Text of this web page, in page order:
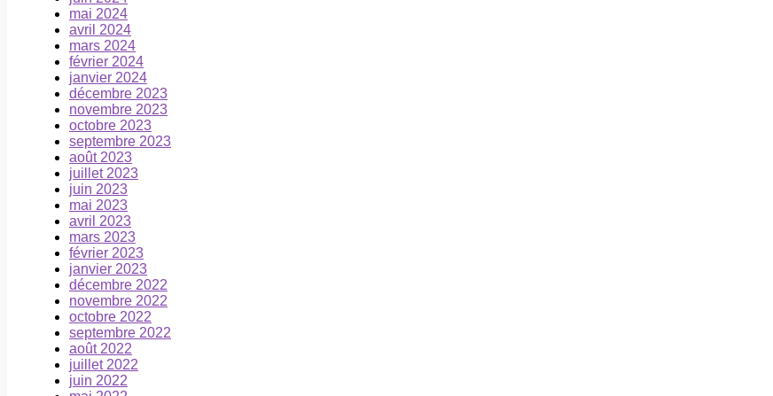
mai 2024
avril 2024
mars 2024
février 2024
janvier 2024
décembre 2023
novembre 2023
octobre 2023
septembre 2023
août 2023
juillet 2023
juin 2023
mai 2023
avril 2023
mars 2023
février 2023
janvier 2023
décembre 2022
novembre 2022
octobre 2022
septembre 2022
août 2022
juillet 2022
juin 2022